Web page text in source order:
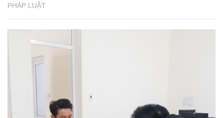
PHÁP LUẬT